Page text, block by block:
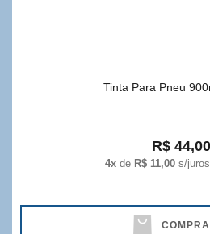
Tinta Para Pneu
R$ 44,00
4x de R$ 11,00 s/